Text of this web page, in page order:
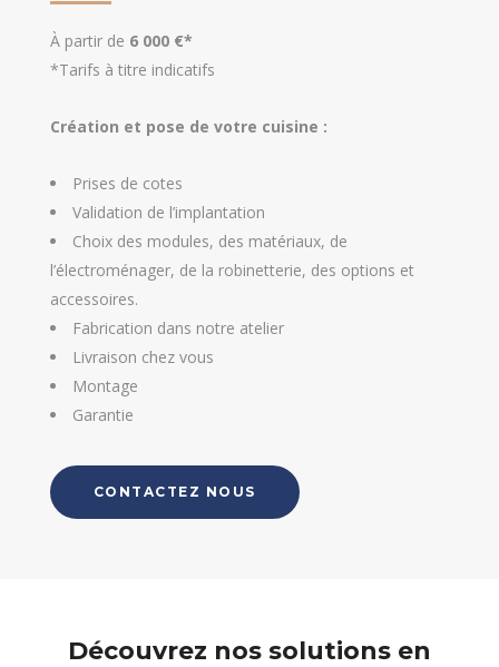
À partir de 6 000 €*
*Tarifs à titre indicatifs
Création et pose de votre cuisine :
Prises de cotes
Validation de l’implantation
Choix des modules, des matériaux, de
l’électroménager, de la robinetterie, des options et
accessoires.
Fabrication dans notre atelier
Livraison chez vous
Montage
Garantie
CONTACTEZ NOUS
Découvrez nos solutions en